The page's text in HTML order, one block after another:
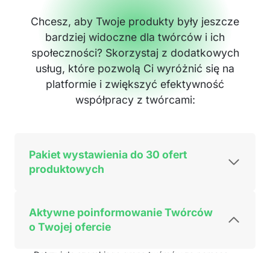
Chcesz, aby Twoje produkty były jeszcze
bardziej widoczne dla twórców i ich
społeczności? Skorzystaj z dodatkowych
usług, które pozwolą Ci wyróżnić się na
platformie i zwiększyć efektywność
współpracy z twórcami:
Pakiet wystawienia do 30 ofert
produktowych
Aktywne poinformowanie Twórców
o Twojej ofercie